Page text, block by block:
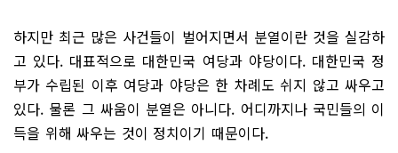
하지만 최근 많은 사건들이 벌어지면서 분열이란 것을 실감하
고 있다. 대표적으로 대한민국 여당과 야당이다. 대한민국 정
부가 수립된 이후 여당과 야당은 한 차례도 쉬지 않고 싸우고
있다. 물론 그 싸움이 분열은 아니다. 어디까지나 국민들의 이
득을 위해 싸우는 것이 정치이기 때문이다.